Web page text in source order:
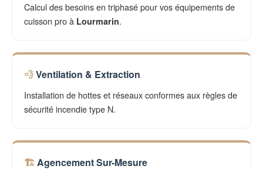
Calcul des besoins en triphasé pour vos équipements de
cuisson pro à Lourmarin.
Ventilation & Extraction
Installation de hottes et réseaux conformes aux règles de
sécurité incendie type N.
Agencement Sur-Mesure